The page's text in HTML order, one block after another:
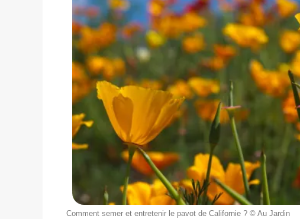
Comment semer et entretenir le pavot de Californie ? © Au Jardin